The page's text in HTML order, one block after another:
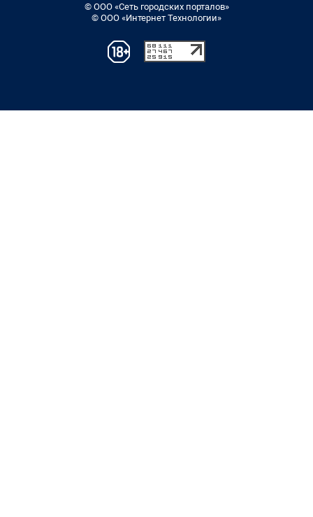
© ООО «Сеть городских порталов»
© ООО «Интернет Технологии»